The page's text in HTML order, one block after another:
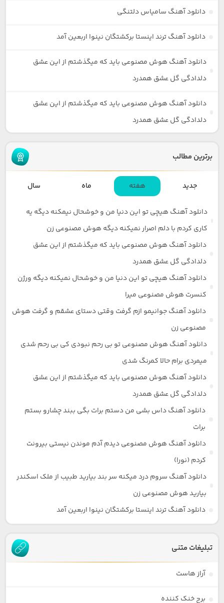
دانلود آهنگ سامیاس دلتنگی
دانلود آهنگ ترند اینستا برکشتگان نینوا اربعین آمد
دانلود آهنگ هوش مصنوعی باید که میگذشتم از این عشق
دلدادگی گل عشق همدرد
دانلود آهنگ هوش مصنوعی باید که میگذشتم از این عشق
دلدادگی گل عشق همدرد
برترین مطالب
جدید هفته ماه سال
دانلود آهنگ هیچی تو این دنیا من و خوشحال نیمکنه دیگه یه
کاری کردم با دلم اصرار نمیکنه دیگه هوش مصنوعی زن
دانلود آهنگ هوش مصنوعی باید که میگذشتم از این عشق
دلدادگی گل عشق همدرد
دانلود آهنگ هیچی تو این دنیا من و خوشحال نمیکنه دیگه ورژن
کنسرت هوش مصنوعی میرا
دانلود آهنگ جوانیمو ازم گرفت وقتی دستای عشقم و گرفت هوش
مصنوعی زن
دانلود آهنگ هوش مصنوعی تو بی رحم نبودی کی بی رحم شدی
میمردی برام حالا کمرنگ شدی
دانلود آهنگ هوش مصنوعی باید که میگذشتم از این عشق
دلدادگی گل عشق همدرد
دانلود آهنگ داس بشی من دستم برات بگی ببند چشارو بستم
برات
دانلود آهنگ هوش مصنوعی دیدم آدم موندن نیستی بیرونت
کردم (نورا)
دانلود آهنگ سروم درد میکنه سر بند بیارید طبیب از ملک اسکندر
بیارید هوش مصنوعی زن
دانلود آهنگ ترند اینستا برکشتگان نینوا اربعین آمد
تبلیغات متنی
آراز هاست
برج خنک کننده